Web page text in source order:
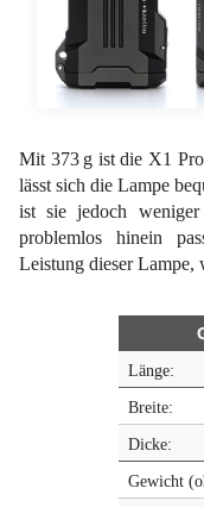
Mit 373 g ist die X1
lässt sich die Lampe
ist sie jedoch
problemlos hinein
Leistung dieser Lampe,
Länge:
Breite:
Dicke:
Gewicht